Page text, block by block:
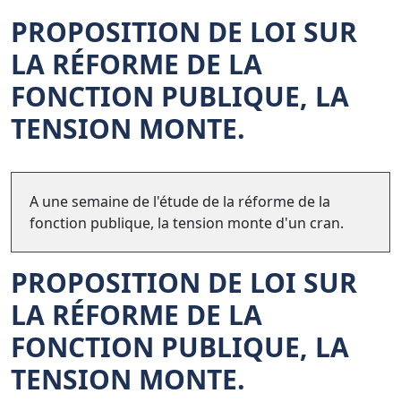
PROPOSITION DE LOI SUR
LA RÉFORME DE LA
FONCTION PUBLIQUE, LA
TENSION MONTE.
A une semaine de l'étude de la réforme de la
fonction publique, la tension monte d'un cran.
PROPOSITION DE LOI SUR
LA RÉFORME DE LA
FONCTION PUBLIQUE, LA
TENSION MONTE.